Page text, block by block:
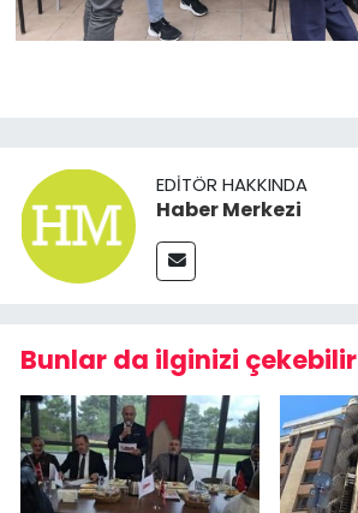
EDITÖR HAKKINDA
Haber Merkezi
Bunlar da ilginizi çekebilir